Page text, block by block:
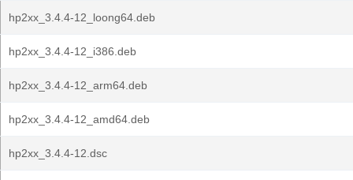
hp2xx_3.4.4-12_loong64.deb
hp2xx_3.4.4-12_i386.deb
hp2xx_3.4.4-12_arm64.deb
hp2xx_3.4.4-12_amd64.deb
hp2xx_3.4.4-12.dsc